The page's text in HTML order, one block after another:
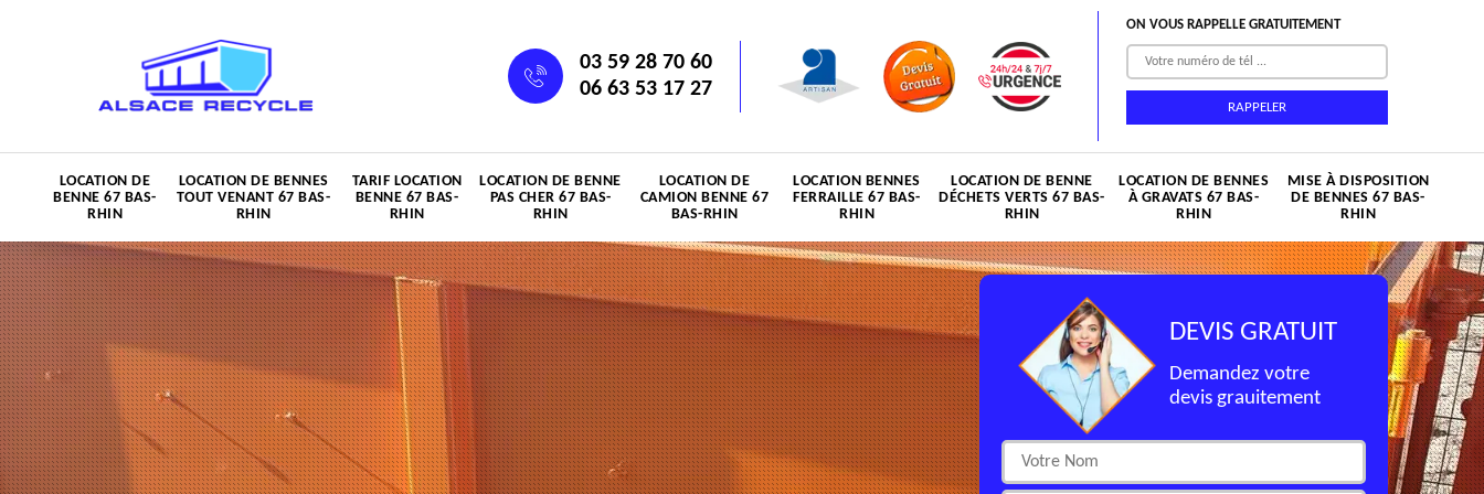
03 59 28 70 60
06 63 53 17 27
ON VOUS RAPPELLE GRATUITEMENT
LOCATION DE
BENNE 67 BAS-
RHIN
LOCATION DE BENNES
TOUT VENANT 67 BAS-
RHIN
TARIF LOCATION
BENNE 67 BAS-
RHIN
LOCATION DE BENNE
PAS CHER 67 BAS-
RHIN
LOCATION DE
CAMION BENNE 67
BAS-RHIN
LOCATION BENNES
FERRAILLE 67 BAS-
RHIN
LOCATION DE BENNE
DÉCHETS VERTS 67 BAS-
RHIN
LOCATION DE BENNES
À GRAVATS 67 BAS-
RHIN
MISE À DISPOSITION
DE BENNES 67 BAS-
RHIN
DEVIS GRATUIT
Demandez votre
devis grauitement